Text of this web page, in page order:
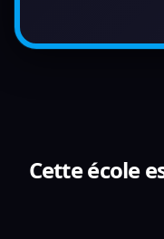
Cette école